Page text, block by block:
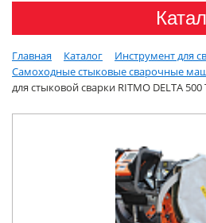
Главная Каталог
Инструмент для
Самоходные стыковые сварочные
для стыковой сварки RITMO DELTA 500